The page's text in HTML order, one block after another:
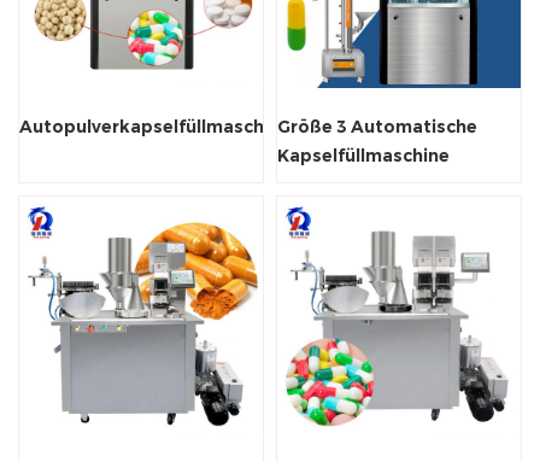
AutopulverkapselfüllmaschineGröße 3 Automatische
Kapselfüllmaschine